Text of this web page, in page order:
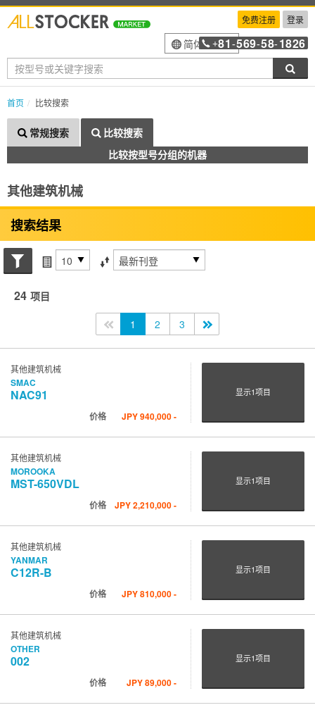
免费注册 登录
简体中文
+81 -569-58-1826
首页 比较搜索
常规搜索
比较搜索
比较按型号分组的机器
其他建筑机械
搜索结果
搜索状态每页项目 排序方式
24 项目
<<1 2 3
其他建筑机械
SMAC
NAC91
价格 JPY940,000-
显示1项目
其他建筑机械
MOROOKA
MST-650VDL
价格 JPY2,210,000-
显示1项目
其他建筑机械
YANMAR
C12R-B
价格 JPY810,000-
显示1项目
其他建筑机械
OTHER
002
价格 JPY89,000-
显示1项目